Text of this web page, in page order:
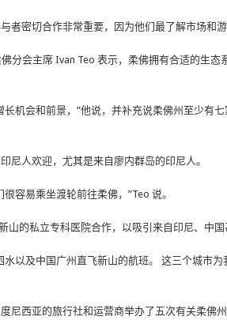
者密切合作非常重要，因为他们最了解市场和游
分会主席 Ivan Teo 表示，柔佛拥有合适的生态
机会和前景，”他说，并补充说柔佛州至少有
尼人欢迎，尤其是来自廖内群岛的印尼人。
容易乘坐渡轮前往柔佛，”Teo 说。
山的私立专科医院合作，以吸引来自印尼、中国
水以及中国广州直飞新山的航班。 这三个城市
尼西亚的旅行社和运营商举办了五次有关柔佛